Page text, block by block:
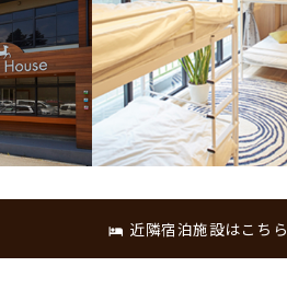
近隣宿泊施設はこちら